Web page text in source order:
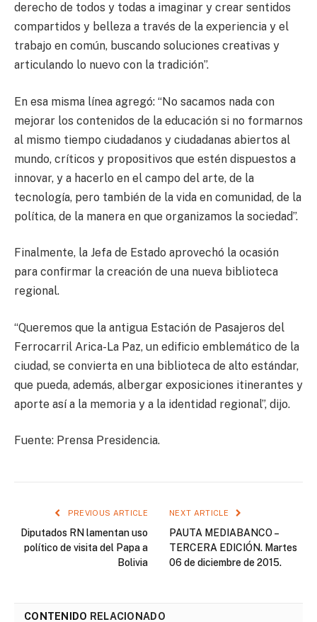
derecho de todos y todas a imaginar y crear sentidos
compartidos y belleza a través de la experiencia y el
trabajo en común, buscando soluciones creativas y
articulando lo nuevo con la tradición”.
En esa misma línea agregó: “No sacamos nada con
mejorar los contenidos de la educación si no formarnos
al mismo tiempo ciudadanos y ciudadanas abiertos al
mundo, críticos y propositivos que estén dispuestos a
innovar, y a hacerlo en el campo del arte, de la
tecnología, pero también de la vida en comunidad, de la
política, de la manera en que organizamos la sociedad”.
Finalmente, la Jefa de Estado aprovechó la ocasión
para confirmar la creación de una nueva biblioteca
regional.
“Queremos que la antigua Estación de Pasajeros del
Ferrocarril Arica-La Paz, un edificio emblemático de la
ciudad, se convierta en una biblioteca de alto estándar,
que pueda, además, albergar exposiciones itinerantes y
aporte así a la memoria y a la identidad regional”, dijo.
Fuente: Prensa Presidencia.
PREVIOUS ARTICLE
Diputados RN lamentan uso
político de visita del Papa a
Bolivia
NEXT ARTICLE
PAUTA MEDIABANCO –
TERCERA EDICIÓN. Martes
06 de diciembre de 2015.
CONTENIDO RELACIONADO